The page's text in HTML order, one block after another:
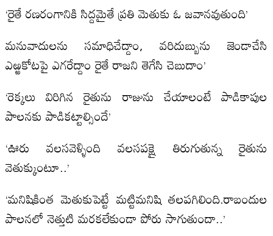
‘రైతే రణరంగానికి సిద్దమైతే ప్రతి మెతుకు ఓ జవానవుతుంది’
మనువాదులను సమాధిచేద్దాం, వరిదుబ్బును జెండాచేసి
ఎఱ్ఱకోటపై ఎగరేద్దాం రైతే రాజని తెగేసి చెబుదాం’
‘రెక్కలు విరిగిన రైతును రాజును చేయాలంటే పాడికాపుల
పాలనకు పాడికట్టాల్సిందే’
‘ఊరు వలసవెళ్ళింది వలసపక్షై తిరుగుతున్న రైతును
వెతుక్కుంటూ..’
‘మనిషికింత మెతుకుపెట్టే మట్టిమనిషి తలపగిలింది.రాబందుల
పాలనలో నెత్తుటి మరకలేకుండా పోరు సాగుతుందా..’